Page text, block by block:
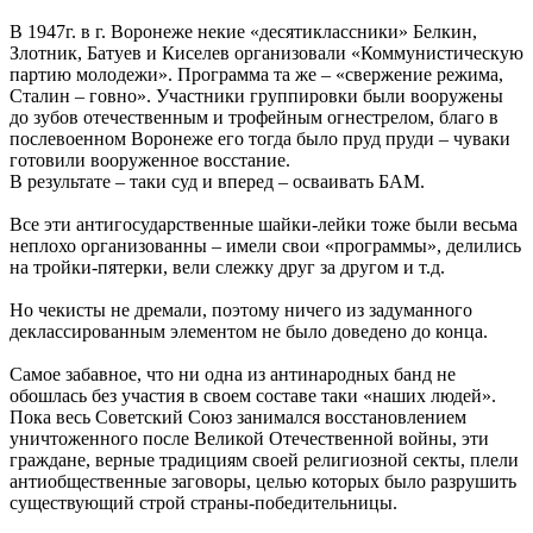
В 1947г. в г. Воронеже некие «десятиклассники» Белкин,
Злотник, Батуев и Киселев организовали «Коммунистическую
партию молодежи». Программа та же – «свержение режима,
Сталин – говно». Участники группировки были вооружены
до зубов отечественным и трофейным огнестрелом, благо в
послевоенном Воронеже его тогда было пруд пруди – чуваки
готовили вооруженное восстание.
В результате – таки суд и вперед – осваивать БАМ.
Все эти антигосударственные шайки-лейки тоже были весьма
неплохо организованны – имели свои «программы», делились
на тройки-пятерки, вели слежку друг за другом и т.д.
Но чекисты не дремали, поэтому ничего из задуманного
деклассированным элементом не было доведено до конца.
Самое забавное, что ни одна из антинародных банд не
обошлась без участия в своем составе таки «наших людей».
Пока весь Советский Союз занимался восстановлением
уничтоженного после Великой Отечественной войны, эти
граждане, верные традициям своей религиозной секты, плели
антиобщественные заговоры, целью которых было разрушить
существующий строй страны-победительницы.